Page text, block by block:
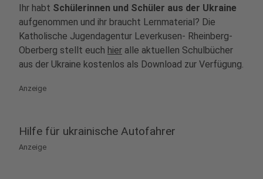
Ihr habt Schülerinnen und Schüler aus der Ukraine
aufgenommen und ihr braucht Lernmaterial? Die
Katholische Jugendagentur Leverkusen- Rheinberg-
Oberberg stellt euch hier alle aktuellen Schulbücher
aus der Ukraine kostenlos als Download zur Verfügung.
Anzeige
Hilfe für ukrainische Autofahrer
Anzeige